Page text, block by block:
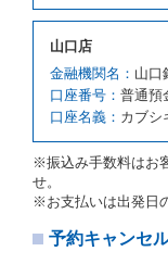
予約申込金
原因が、当
第５項の予
の予約申込金
第６条（免責
が締結され
とします。
第３章／
山口店
金融機関名： 山口
口座番号： 普通
口座名義： カブシ
※振込み手数料はお
せ。
※お支払いは出発日
予約キャンセ